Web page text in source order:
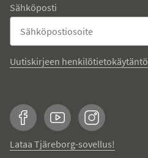
Sähköposti
Uutiskirjeen henkilötietokäytäntö
FacebookYouTubeInstagram
Lataa Tjäreborg-sovellus!